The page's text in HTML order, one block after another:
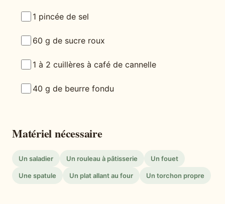
1 pincée de sel
60 g de sucre roux
1 à 2 cuillères à café de cannelle
40 g de beurre fondu
Matériel nécessaire
Un saladier Un rouleau à pâtisserie Un fouet
Une spatule Un plat allant au four Un torchon propre